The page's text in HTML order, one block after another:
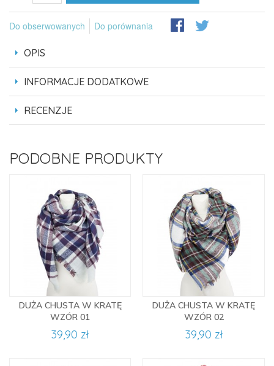
Do obserwowanych Do porównania
OPIS
INFORMACJE DODATKOWE
RECENZJE
PODOBNE PRODUKTY
DUŻA CHUSTA W KRATĘ
WZÓR 01
39,90 zł
DUŻA CHUSTA W KRATĘ
WZÓR 02
39,90 zł